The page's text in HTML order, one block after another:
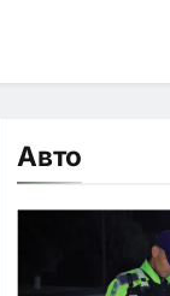
Авто